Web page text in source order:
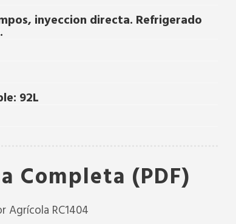
inyeccion directa. Refrigerado
92L
Completa (PDF)
Agrícola RC1404